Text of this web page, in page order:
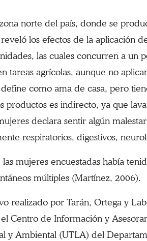
norte del país, donde se
los efectos de la aplicación
las cuales concurren a un
tareas agrícolas, aunque no
como ama de casa, pero
productos es indirecto, ya que
declara sentir algún
respiratorios, digestivos,
mujeres encuestadas había
múltiples (Martínez, 2006).
realizado por Tarán, Ortega y
Centro de Información y
y Ambiental (UTLA) del